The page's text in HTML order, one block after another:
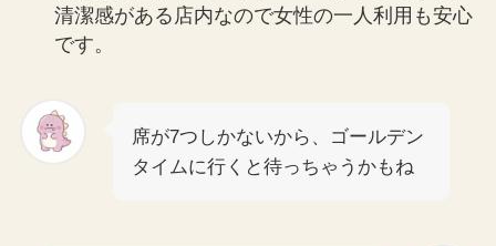
清潔感がある店内なので女性の一人利用も安心
です。
席が7つしかないから、ゴールデン
タイムに行くと待っちゃうかもね